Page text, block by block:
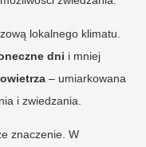
lokalnego klimatu.
dni i mniej
– umiarkowana
i zwiedzania.
znaczenie. W